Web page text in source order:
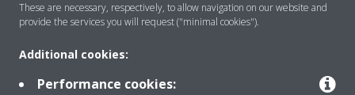
Zgjidhje
These are necessary, respectively, to allow navigation on our website and
provide the services you will request ("minimal cookies").
Additional cookies:
Performance cookies: